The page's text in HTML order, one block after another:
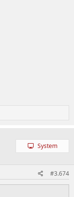
System
#3.674